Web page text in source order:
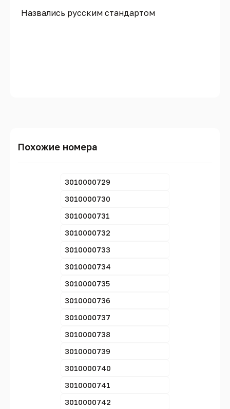
Назвались русским стандартом
Похожие номера
3010000729
3010000730
3010000731
3010000732
3010000733
3010000734
3010000735
3010000736
3010000737
3010000738
3010000739
3010000740
3010000741
3010000742